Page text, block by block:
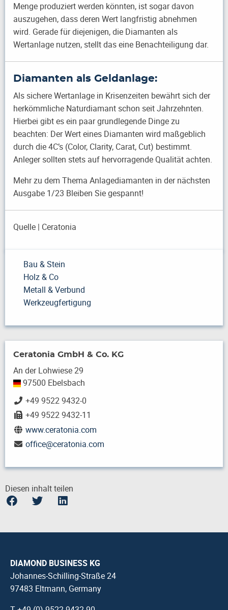
Menge produziert werden könnten, ist sogar davon
auszugehen, dass deren Wert langfristig abnehmen
wird. Gerade für diejenigen, die Diamanten als
Wertanlage nutzen, stellt das eine Benachteiligung dar.
Diamanten als Geldanlage:
Als sichere Wertanlage in Krisenzeiten bewährt sich der
herkömmliche Naturdiamant schon seit Jahrzehnten.
Hierbei gibt es ein paar grundlegende Dinge zu
beachten: Der Wert eines Diamanten wird maßgeblich
durch die 4C’s (Color, Clarity, Carat, Cut) bestimmt.
Anleger sollten stets auf hervorragende Qualität achten.
Mehr zu dem Thema Anlagediamanten in der nächsten
Ausgabe 1/23 Bleiben Sie gespannt!
Quelle | Ceratonia
Bau & Stein
Holz & Co
Metall & Verbund
Werkzeugfertigung
Ceratonia GmbH & Co. KG
An der Lohwiese 29
97500 Ebelsbach
+49 9522 9432-0
+49 9522 9432-11
www.ceratonia.com
office@ceratonia.com
Diesen inhalt teilen
DIAMOND BUSINESS KG
Johannes-Schilling-Straße 24
97483 Eltmann, Germany